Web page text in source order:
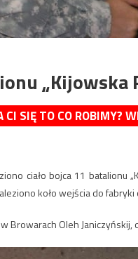
CI SIĘ TO CO ROBIMY?
ciało bojca 11 batalionu
koło wejścia do
Browarach Oleh